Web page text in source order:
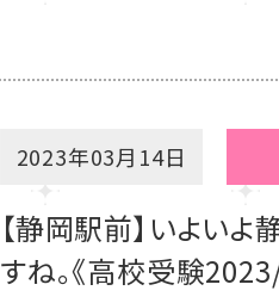
2023年03月14日
【静岡駅前】いよい
すね。《高校受験